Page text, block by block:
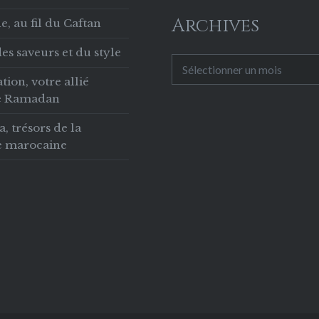
au fil du Caftan
saveurs et du style
votre allié
trésors de la
marocaine
Archives